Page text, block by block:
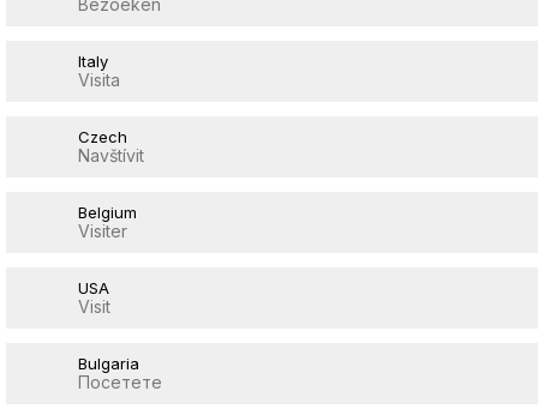
Bezoeken
Italy
Visita
Czech
Navštívit
Belgium
Visiter
USA
Visit
Bulgaria
Посетете